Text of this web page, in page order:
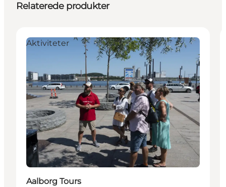
Relaterede produkter
Aktiviteter
Aalborg Tours